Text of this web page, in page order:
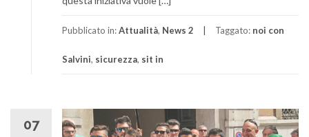
Pubblicato in:Attualità, News 2 Taggato: noi con
Salvini, sicurezza, sit in
07